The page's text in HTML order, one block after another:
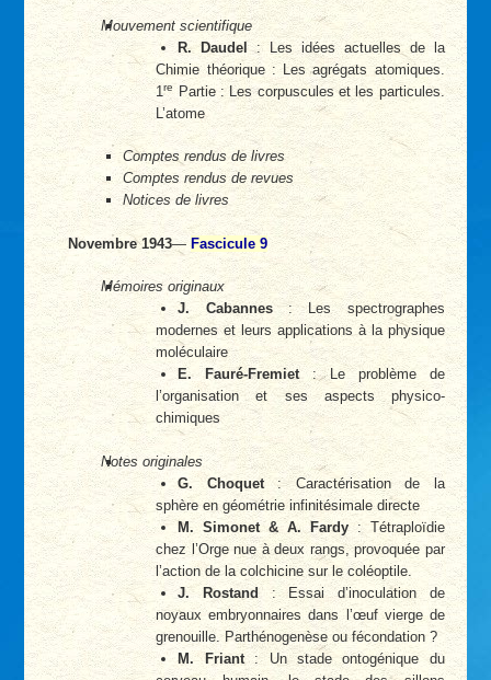
Mouvement scientifique
R. Daudel: Les idées actuelles de la
Chimie théorique : Les agrégats atomiques.
1re
Partie : Les corpuscules et les particules.
L’atome
Comptes rendus de livres
Comptes rendus de revues
Notices de livres
Novembre 1943—Fascicule 9
Mémoires originaux
J. Cabannes: Les spectrographes
modernes et leurs applications à la physique
moléculaire
E. Fauré-Fremiet: Le problème de
l’organisation et ses aspects physico-
chimiques
Notes originales
G. Choquet: Caractérisation de la
sphère en géométrie infinitésimale directe
M. Simonet & A. Fardy: Tétraploïdie
chez l’Orge nue à deux rangs, provoquée par
l’action de la colchicine sur le coléoptile.
J. Rostand: Essai d’inoculation de
noyaux embryonnaires dans l’œuf vierge de
grenouille. Parthénogenèse ou fécondation ?
M. Friant: Un stade ontogénique du